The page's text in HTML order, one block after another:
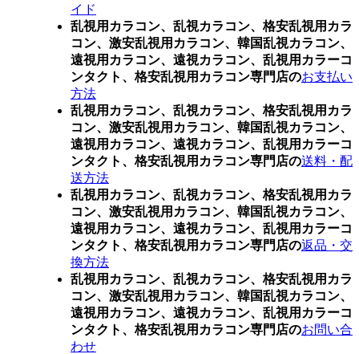
イド
乱視用カラコン、乱視カラコン、格安乱視用カラ
コン、激安乱視用カラコン、韓国乱視カラコン、
遠視用カラコン、遠視カラコン、乱視用カラーコ
ンタクト、格安乱視用カラコン専門店のお支払い
方法
乱視用カラコン、乱視カラコン、格安乱視用カラ
コン、激安乱視用カラコン、韓国乱視カラコン、
遠視用カラコン、遠視カラコン、乱視用カラーコ
ンタクト、格安乱視用カラコン専門店の送料・配
送方法
乱視用カラコン、乱視カラコン、格安乱視用カラ
コン、激安乱視用カラコン、韓国乱視カラコン、
遠視用カラコン、遠視カラコン、乱視用カラーコ
ンタクト、格安乱視用カラコン専門店の返品・交
換方法
乱視用カラコン、乱視カラコン、格安乱視用カラ
コン、激安乱視用カラコン、韓国乱視カラコン、
遠視用カラコン、遠視カラコン、乱視用カラーコ
ンタクト、格安乱視用カラコン専門店のお問い合
わせ